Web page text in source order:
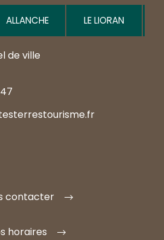
ALLANCHE LE LIORAN
de ville
contacter
horaires